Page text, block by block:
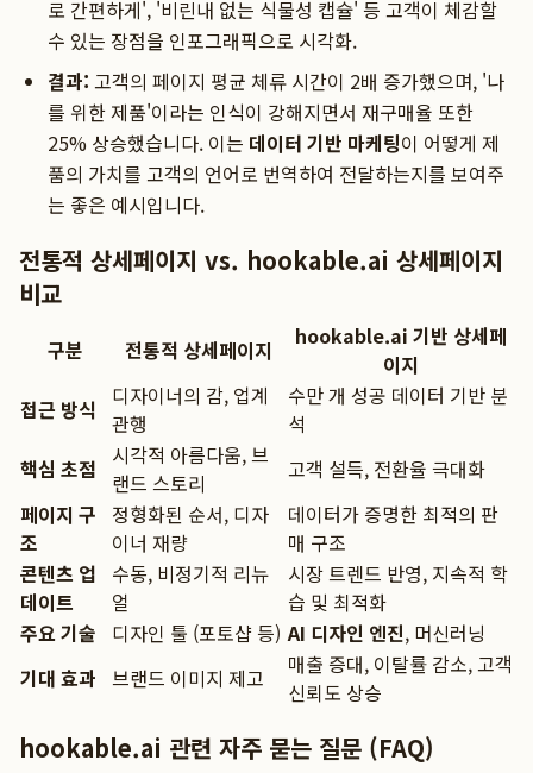
로 간편하게', '비린내 없는 식물성 캡슐' 등 고객이 체감할
수 있는 장점을 인포그래픽으로 시각화.
결과: 고객의 페이지 평균 체류 시간이 2배 증가했으며, '나
를 위한 제품'이라는 인식이 강해지면서 재구매율 또한
25% 상승했습니다. 이는 데이터 기반 마케팅이 어떻게 제
품의 가치를 고객의 언어로 번역하여 전달하는지를 보여주
는 좋은 예시입니다.
전통적 상세페이지 vs. hookable.ai 상세페이지
비교
구분 전통적 상세페이지
hookable.ai 기반 상세페
이지
접근 방식
디자이너의 감, 업계
관행
수만 개 성공 데이터 기반 분
석
핵심 초점
시각적 아름다움, 브
랜드 스토리
고객 설득, 전환율 극대화
페이지 구
조
정형화된 순서, 디자
이너 재량
데이터가 증명한 최적의 판
매 구조
콘텐츠 업
데이트
수동, 비정기적 리뉴
얼
시장 트렌드 반영, 지속적 학
습 및 최적화
주요 기술
디자인 툴 (포토샵 등) AI 디자인 엔진, 머신러닝
기대 효과 브랜드 이미지 제고
매출 증대, 이탈률 감소, 고객
신뢰도 상승
hookable.ai 관련 자주 묻는 질문 (FAQ)